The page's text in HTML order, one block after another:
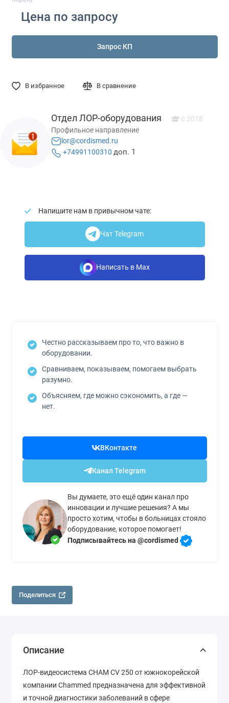
Цена по запросу
Запрос КП
В избранное В сравнение
Отдел ЛОР-оборудования c 2018
Профильное направление
lor@cordismed.ru
+74991100310 доп. 1
Напишите нам в привычном чате:
Чат Telegram
Написать в Max
Честно рассказываем про то, что важно в
оборудовании.
Сравниваем, показываем, помогаем выбрать
разумно.
Объясняем, где можно сэкономить, а где —
нет.
ВКонтакте
Канал Telegram
Вы думаете, это ещё один канал про
инновации и лучшие решения? А мы
просто хотим, чтобы в больницах стояло
оборудование, которое помогает!
Подписывайтесь на @cordismed
Поделиться
Описание
ЛОР-видеосистема CHAM CV 250 от южнокорейской
компании Chammed предназначена для эффективной
и точной диагностики заболеваний в сфере